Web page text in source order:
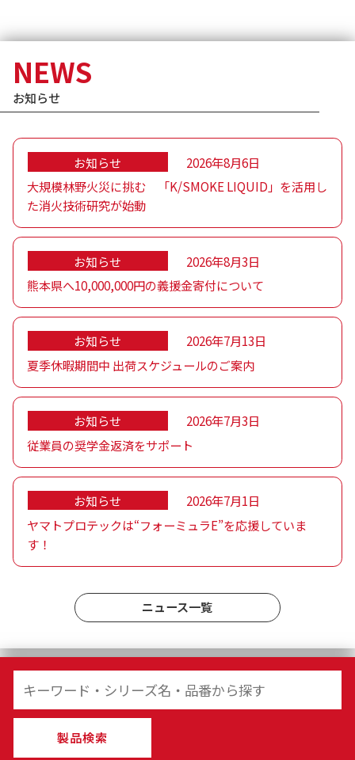
NEWS
お知らせ
お知らせ
2026年8月6日
大規模林野火災に挑む 「K/SMOKE LIQUID」を活用し
た消火技術研究が始動
お知らせ
2026年8月3日
熊本県へ10,000,000円の義援金寄付について
お知らせ
2026年7月13日
夏季休暇期間中 出荷スケジュールのご案内
お知らせ
2026年7月3日
従業員の奨学金返済をサポート
お知らせ
2026年7月1日
ヤマトプロテックは“フォーミュラE”を応援していま
す！
ニュース一覧
製品検索